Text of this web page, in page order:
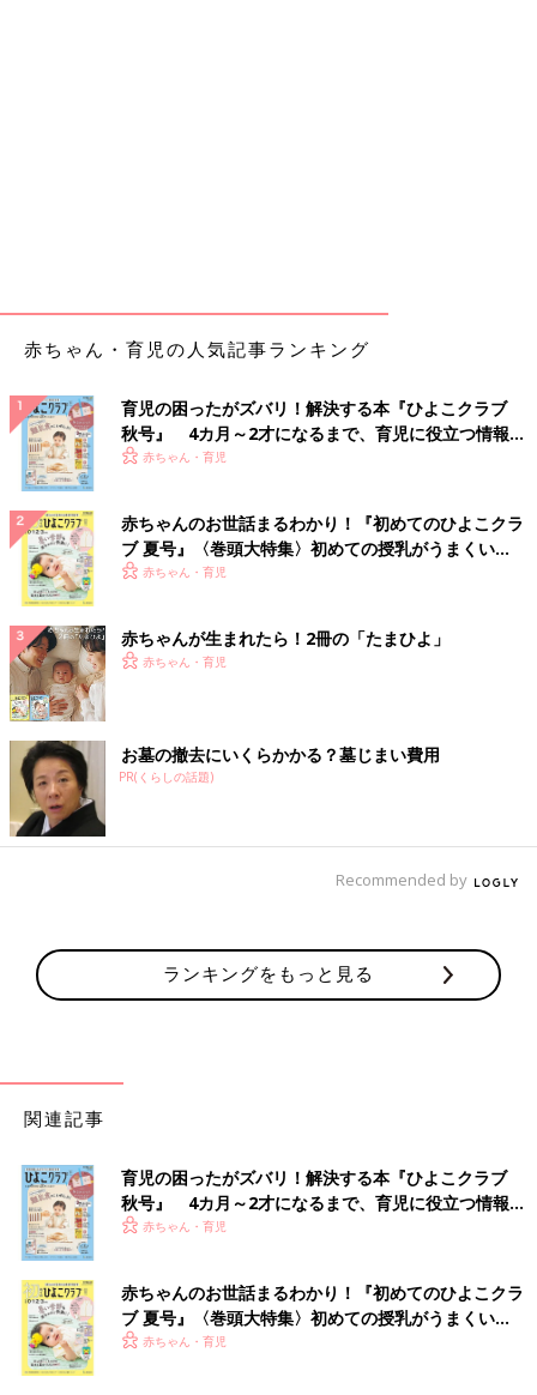
赤ちゃん・育児の人気記事ランキング
育児の困ったがズバリ！解決する本『ひよこクラブ
秋号』 4カ月～2才になるまで、育児に役立つ情報が
いっぱい！
赤ちゃん・育児
赤ちゃんのお世話まるわかり！『初めてのひよこクラ
ブ 夏号』〈巻頭大特集〉初めての授乳がうまくい
く！ おっぱい・ミルクの基本と夏のトラブル 解決テ
赤ちゃん・育児
赤ちゃんが生まれたら！2冊の「たまひよ」
赤ちゃん・育児
お墓の撤去にいくらかかる？墓じまい費用
PR(くらしの話題)
Recommended by
ランキングをもっと見る
関連記事
育児の困ったがズバリ！解決する本『ひよこクラブ
秋号』 4カ月～2才になるまで、育児に役立つ情報が
いっぱい！
赤ちゃん・育児
赤ちゃんのお世話まるわかり！『初めてのひよこクラ
ブ 夏号』〈巻頭大特集〉初めての授乳がうまくい
く！ おっぱい・ミルクの基本と夏のトラブル 解決テ
赤ちゃん・育児